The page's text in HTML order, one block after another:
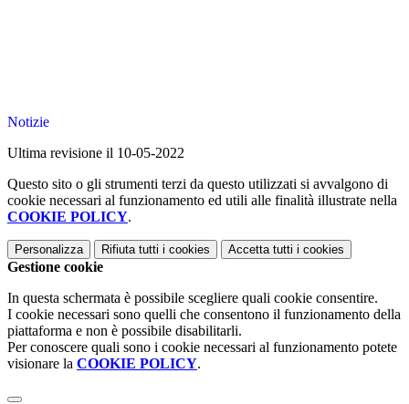
Notizie
Ultima revisione il 10-05-2022
Questo sito o gli strumenti terzi da questo utilizzati si avvalgono di
cookie necessari al funzionamento ed utili alle finalità illustrate nella
COOKIE POLICY.
Personalizza Rifiuta tutti i cookies Accetta tutti i cookies
Gestione cookie
In questa schermata è possibile scegliere quali cookie consentire.
I cookie necessari sono quelli che consentono il funzionamento della
piattaforma e non è possibile disabilitarli.
Per conoscere quali sono i cookie necessari al funzionamento potete
visionare la COOKIE POLICY.